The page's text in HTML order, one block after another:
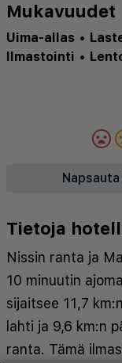
Mukavuudet
Uima-allas •
Ilmastointi •
Tietoja
Nissin ranta ja
10 minuutin
sijaitsee 11,7
lahti ja 9,6 km:n
ranta. Tämä